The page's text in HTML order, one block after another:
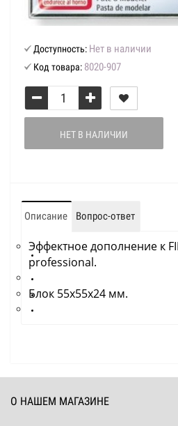
Доступность: Нет в наличии
Код товара: 8020-907
НЕТ В НАЛИЧИИ
Описание Вопрос-ответ
Эффектное дополнение к
professional.
Блок 55х55х24 мм.
О НАШЕМ МАГАЗИНЕ